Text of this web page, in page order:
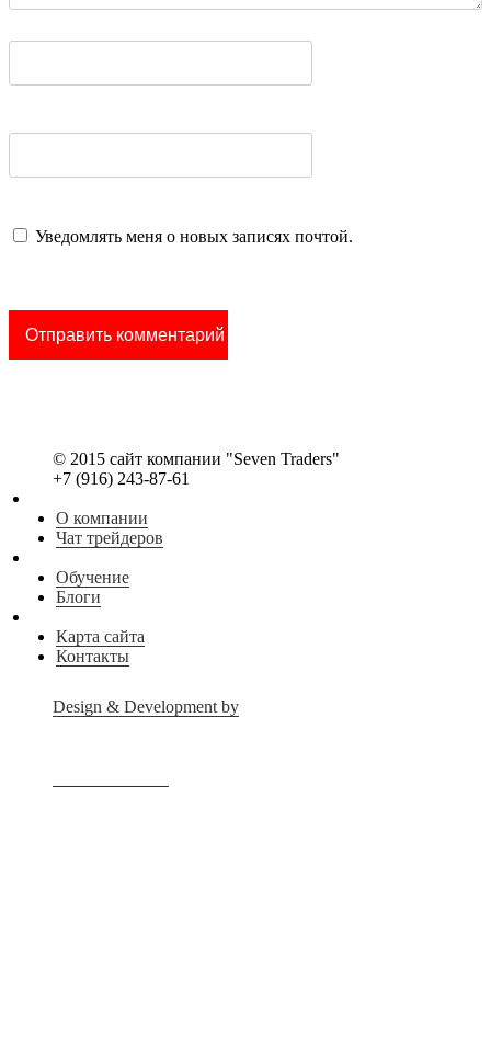
Уведомлять меня о новых записях почтой.
© 2015 сайт компании "Seven Traders"
+7 (916) 243-87-61
О компании
Чат трейдеров
Обучение
Блоги
Карта сайта
Контакты
Design & Development by